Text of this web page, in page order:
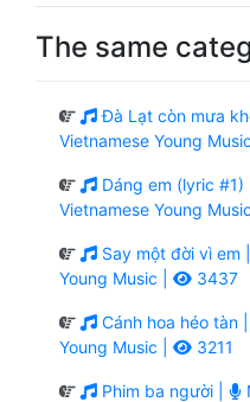
The same
Đà Lạt còn mưa
Vietnamese Young
Dáng em (lyric #1) |
Vietnamese Young
Say một đời vì em |
Young Music |
3437
Cánh hoa héo tàn |
Young Music |
3211
Phim ba người |